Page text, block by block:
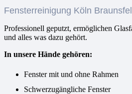
Fensterreinigung Köln
Professionell geputzt, ermöglichen
und alles was dazu gehört.
In unsere Hände gehören:
Fenster mit und ohne Rahmen
Schwerzugängliche Fenster